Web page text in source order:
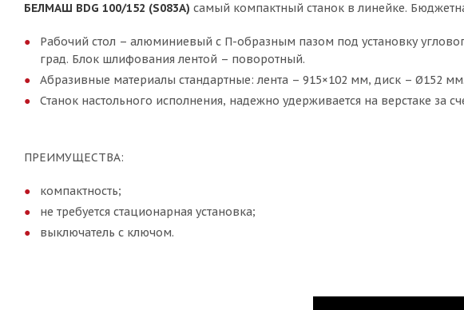
БЕЛМАШ BDG 100/152 (S083A) самый компактный станок в линейке.
Рабочий стол – алюминиевый с П-образным пазом под установку
град. Блок шлифования лентой – поворотный.
Абразивные материалы стандартные: лента – 915×102 мм, диск – Ø152
Станок настольного исполнения, надежно удерживается на верстаке за
ПРЕИМУЩЕСТВА:
компактность;
не требуется стационарная установка;
выключатель с ключом.